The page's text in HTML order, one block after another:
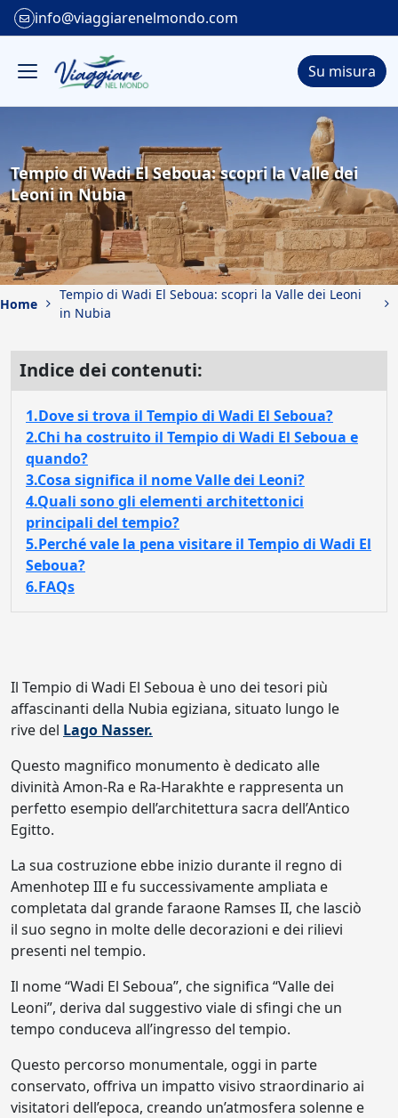
info@viaggiarenelmondo.com
Su misura
Tempio di Wadi El Seboua: scopri la Valle dei
Leoni in Nubia
Home
Tempio di Wadi El Seboua: scopri la Valle dei Leoni
in Nubia
Indice dei contenuti:
1.Dove si trova il Tempio di Wadi El Seboua?
2.Chi ha costruito il Tempio di Wadi El Seboua e
quando?
3.Cosa significa il nome Valle dei Leoni?
4.Quali sono gli elementi architettonici
principali del tempio?
5.Perché vale la pena visitare il Tempio di Wadi El
Seboua?
6.FAQs
Il Tempio di Wadi El Seboua è uno dei tesori più
affascinanti della Nubia egiziana, situato lungo le
rive del Lago Nasser.
Questo magnifico monumento è dedicato alle
divinità Amon-Ra e Ra-Harakhte e rappresenta un
perfetto esempio dell’architettura sacra dell’Antico
Egitto.
La sua costruzione ebbe inizio durante il regno di
Amenhotep III e fu successivamente ampliata e
completata dal grande faraone Ramses II, che lasciò
il suo segno in molte delle decorazioni e dei rilievi
presenti nel tempio.
Il nome “Wadi El Seboua”, che significa “Valle dei
Leoni”, deriva dal suggestivo viale di sfingi che un
tempo conduceva all’ingresso del tempio.
Questo percorso monumentale, oggi in parte
conservato, offriva un impatto visivo straordinario ai
visitatori dell’epoca, creando un’atmosfera solenne e